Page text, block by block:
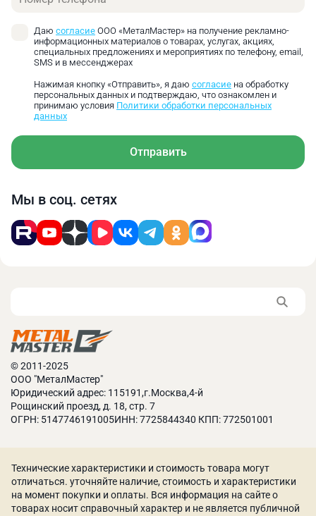
помощи ШВП в поперечном и продольном
Сзади станка расположен электрошкаф, в котором
Станок оборудован светодиодной лампой
местного освещения
Даю согласие ООО «МеталМастер» на получение рекламно-
информационных материалов о товарах, услугах, акциях,
специальных предложениях и мероприятиях по телефону, email,
SMS и в мессенджерах
Нажимая кнопку «Отправить», я даю согласие на обработку
персональных данных и подтверждаю, что ознакомлен и
принимаю условия Политики обработки персональных
данных
Отправить
Мы в соц. сетях
© 2011-2025
ООО "МеталМастер"
Юридический адрес: 115191,г.Москва,4-й
Рощинский проезд, д. 18, стр. 7
ОГРН: 5147746191005ИНН: 7725844340 КПП: 772501001
Технические характеристики и стоимость товара могут
отличаться. уточняйте наличие, стоимость и характеристики
на момент покупки и оплаты. Вся информация на сайте о
товарах носит справочный характер и не является публичной